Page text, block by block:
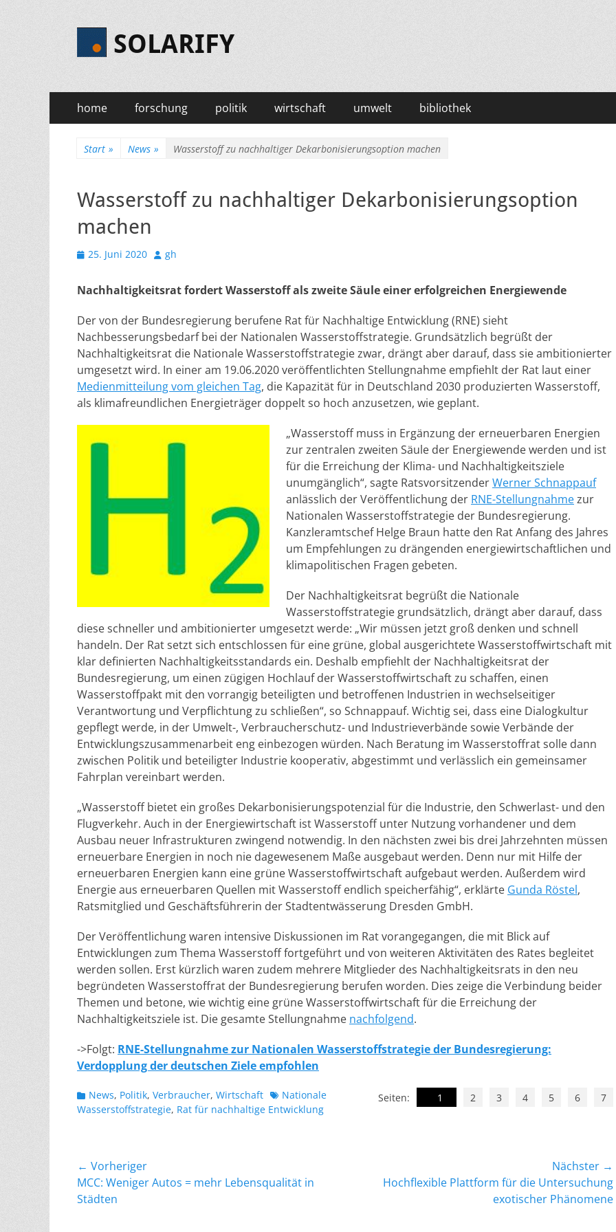
SOLARIFY
Primäres
Menü
Zum
Inhalt
home forschung politik wirtschaft umwelt bibliothek
Start » News » Wasserstoff zu nachhaltiger Dekarbonisierungsoption machen
Wasserstoff zu nachhaltiger Dekarbonisierungsoption
machen
Veröffentlicht
25. Juni 2020 Autor
gh
Nachhaltigkeitsrat fordert Wasserstoff als zweite Säule einer erfolgreichen Energiewende
Der von der Bundesregierung berufene Rat für Nachhaltige Entwicklung (RNE) sieht
Nachbesserungsbedarf bei der Nationalen Wasserstoffstrategie. Grundsätzlich begrüßt der
Nachhaltigkeitsrat die Nationale Wasserstoffstrategie zwar, drängt aber darauf, dass sie ambitionierter
umgesetzt wird. In einer am 19.06.2020 veröffentlichten Stellungnahme empfiehlt der Rat laut einer
Medienmitteilung vom gleichen Tag, die Kapazität für in Deutschland 2030 produzierten Wasserstoff,
als klimafreundlichen Energieträger doppelt so hoch anzusetzen, wie geplant.
„Wasserstoff muss in Ergänzung der erneuerbaren Energien
zur zentralen zweiten Säule der Energiewende werden und ist
für die Erreichung der Klima- und Nachhaltigkeitsziele
unumgänglich“, sagte RatsvorsitzenderWerner Schnappauf
anlässlich der Veröffentlichung der RNE-Stellungnahmezur
Nationalen Wasserstoffstrategie der Bundesregierung.
Kanzleramtschef Helge Braun hatte den Rat Anfang des Jahres
um Empfehlungen zu drängenden energiewirtschaftlichen und
klimapolitischen Fragen gebeten.
Der Nachhaltigkeitsrat begrüßt die Nationale
Wasserstoffstrategie grundsätzlich, drängt aber darauf, dass
diese schneller und ambitionierter umgesetzt werde: „Wir müssen jetzt groß denken und schnell
handeln. Der Rat setzt sich entschlossen für eine grüne, global ausgerichtete Wasserstoffwirtschaft mit
klar definierten Nachhaltigkeitsstandards ein. Deshalb empfiehlt der Nachhaltigkeitsrat der
Bundesregierung, um einen zügigen Hochlauf der Wasserstoffwirtschaft zu schaffen, einen
Wasserstoffpakt mit den vorrangig beteiligten und betroffenen Industrien in wechselseitiger
Verantwortung und Verpflichtung zu schließen“, so Schnappauf. Wichtig sei, dass eine Dialogkultur
gepflegt werde, in der Umwelt-, Verbraucherschutz- und Industrieverbände sowie Verbände der
Entwicklungszusammenarbeit eng einbezogen würden. Nach Beratung im Wasserstoffrat solle dann
zwischen Politik und beteiligter Industrie kooperativ, abgestimmt und verlässlich ein gemeinsamer
Fahrplan vereinbart werden.
„Wasserstoff bietet ein großes Dekarbonisierungspotenzial für die Industrie, den Schwerlast- und den
Flugverkehr. Auch in der Energiewirtschaft ist Wasserstoff unter Nutzung vorhandener und dem
Ausbau neuer Infrastrukturen zwingend notwendig. In den nächsten zwei bis drei Jahrzehnten müssen
erneuerbare Energien in noch nie dagewesenem Maße ausgebaut werden. Denn nur mit Hilfe der
erneuerbaren Energien kann eine grüne Wasserstoffwirtschaft aufgebaut werden. Außerdem wird
Energie aus erneuerbaren Quellen mit Wasserstoff endlich speicherfähig“, erklärte Gunda Röstel,
Ratsmitglied und Geschäftsführerin der Stadtentwässerung Dresden GmbH.
Der Veröffentlichung waren intensive Diskussionen im Rat vorangegangen, die mit Blick auf
Entwicklungen zum Thema Wasserstoff fortgeführt und von weiteren Aktivitäten des Rates begleitet
werden sollen. Erst kürzlich waren zudem mehrere Mitglieder des Nachhaltigkeitsrats in den neu
begründeten Wasserstoffrat der Bundesregierung berufen worden. Dies zeige die Verbindung beider
Themen und betone, wie wichtig eine grüne Wasserstoffwirtschaft für die Erreichung der
Nachhaltigkeitsziele ist. Die gesamte Stellungnahme nachfolgend.
->Folgt: RNE-Stellungnahme zur Nationalen Wasserstoffstrategie der Bundesregierung:
Verdopplung der deutschen Ziele empfohlen
Seiten: 1 2 3 4 5 6 7
Kategorien
News, Politik, Verbraucher, Wirtschaft Schlagworte
Nationale
Wasserstoffstrategie, Rat für nachhaltige Entwicklung
Beitragsnavigation
← Vorheriger
Vorheriger
Beitrag:
MCC: Weniger Autos = mehr Lebensqualität in
Städten
Nächster →
NächsterHochflexible Plattform für die Untersuchung
exotischer Phänomene